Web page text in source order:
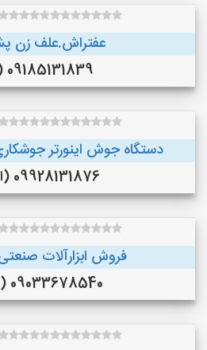
عفتراش.علف زن
09185131839 (ایلام)
دستگاه جوش اینورتر
09928131876 (اردبیل )
فروش ابزارآلات
09033678540 (اردبیل )